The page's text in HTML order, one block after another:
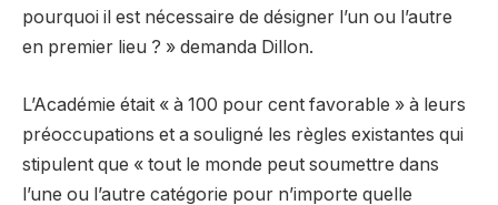
pourquoi il est nécessaire de désigner l’un ou l’autre
en premier lieu ? » demanda Dillon.
L’Académie était « à 100 pour cent favorable » à leurs
préoccupations et a souligné les règles existantes qui
stipulent que « tout le monde peut soumettre dans
l’une ou l’autre catégorie pour n’importe quelle